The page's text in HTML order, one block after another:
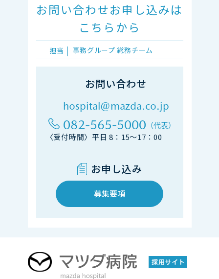
お問い合わせお申し込みは
こちらから
担当 事務グループ総務チーム
お問い合わせ
hospital@mazda.co.jp
082-565-5000 （代表）
〈受付時間〉平日 8：15～17：00
お申し込み
募集要項